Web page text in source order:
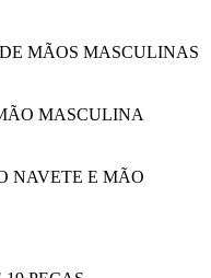
MÃOS MASCULINAS
MASCULINA
NAVETE E MÃO